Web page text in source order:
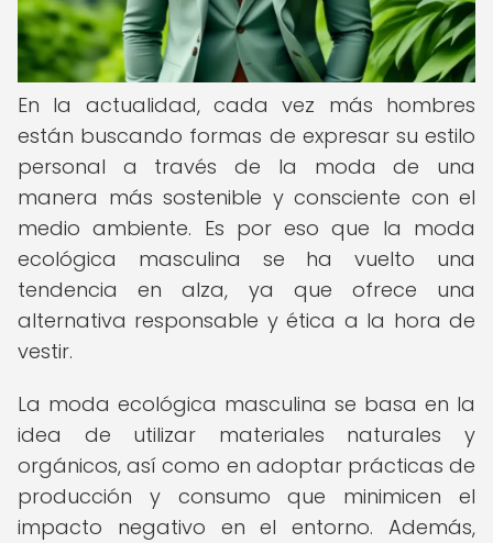
En la actualidad, cada vez más hombres
están buscando formas de expresar su estilo
personal a través de la moda de una
manera más sostenible y consciente con el
medio ambiente. Es por eso que la moda
ecológica masculina se ha vuelto una
tendencia en alza, ya que ofrece una
alternativa responsable y ética a la hora de
vestir.
La moda ecológica masculina se basa en la
idea de utilizar materiales naturales y
orgánicos, así como en adoptar prácticas de
producción y consumo que minimicen el
impacto negativo en el entorno. Además,